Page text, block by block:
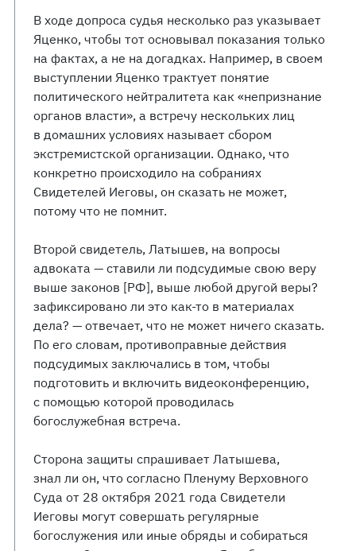
В ходе допроса судья несколько раз указывает
Яценко, чтобы тот основывал показания только
на фактах, а не на догадках. Например, в своем
выступлении Яценко трактует понятие
политического нейтралитета как «непризнание
органов власти», а встречу нескольких лиц
в домашних условиях называет сбором
экстремистской организации. Однако, что
конкретно происходило на собраниях
Свидетелей Иеговы, он сказать не может,
потому что не помнит.
Второй свидетель, Латышев, на вопросы
адвоката — ставили ли подсудимые свою веру
выше законов [РФ], выше любой другой веры?
зафиксировано ли это как-то в материалах
дела? — отвечает, что не может ничего сказать.
По его словам, противоправные действия
подсудимых заключались в том, чтобы
подготовить и включить видеоконференцию,
с помощью которой проводилась
богослужебная встреча.
Сторона защиты спрашивает Латышева,
знал ли он, что согласно Пленуму Верховного
Суда от 28 октября 2021 года Свидетели
Иеговы могут совершать регулярные
богослужения или иные обряды и собираться